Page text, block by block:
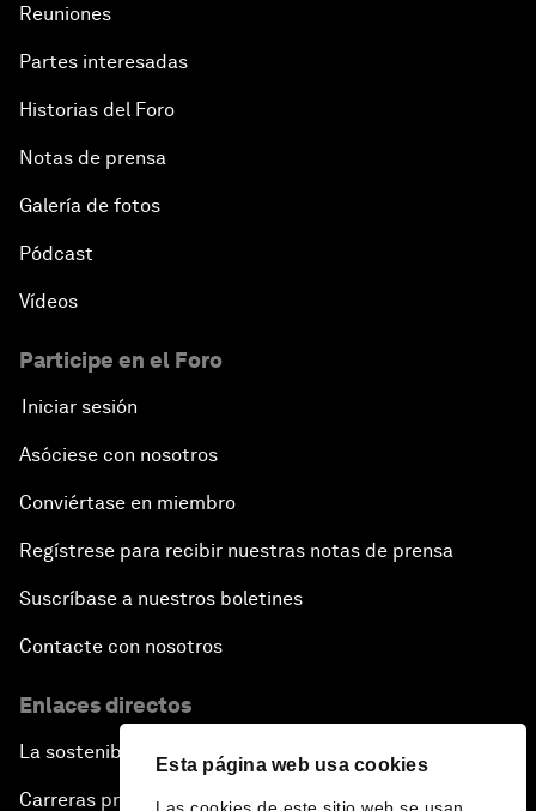
Esta página web usa cookies
Reuniones
Partes interesadas
Historias del Foro
Notas de prensa
Galería de fotos
Pódcast
Vídeos
Participe en el Foro
Iniciar sesión
Asóciese con nosotros
Conviértase en miembro
Regístrese para recibir nuestras notas de prensa
Suscríbase a nuestros boletines
Contacte con nosotros
Enlaces directos
La sostenibilidad en el Foro
Carreras profesionales